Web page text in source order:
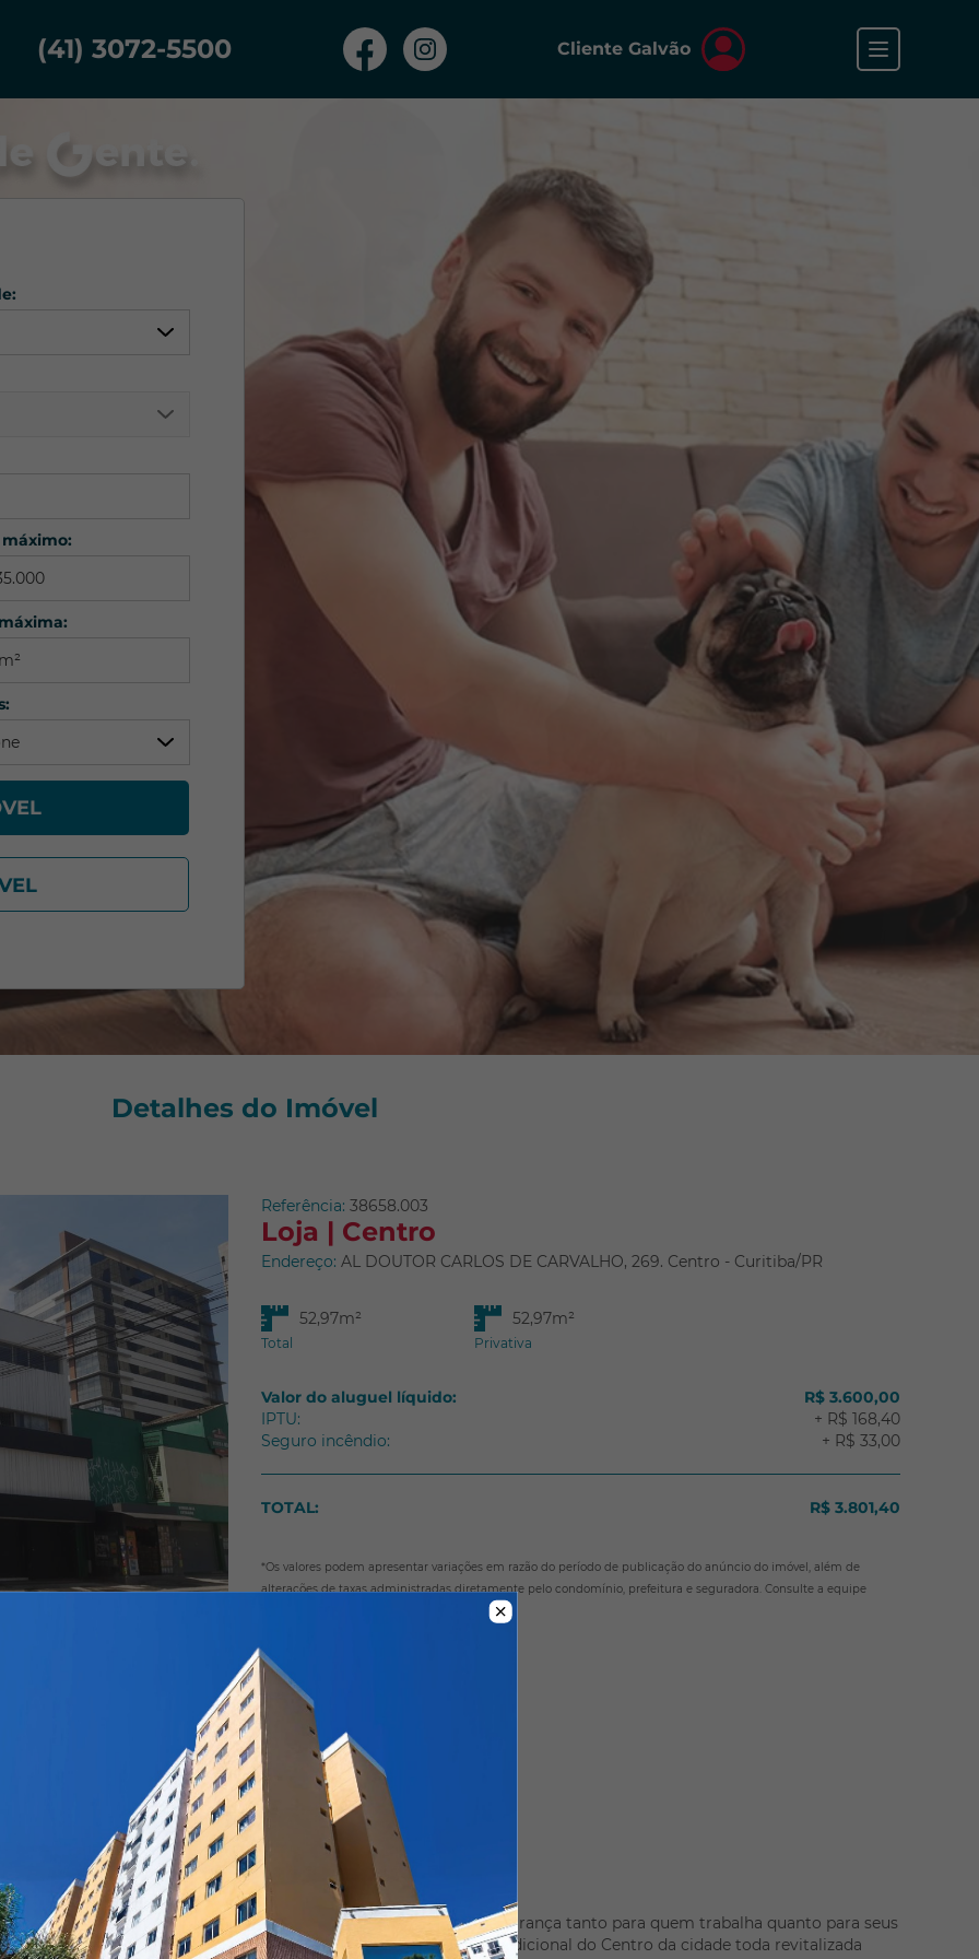
(41) 3072-5500 Cliente Galvão
Trabalhe na Galvão
Blog Galvão
Seleção
Detalhes do Imóvel
Referência: 38658.003
Loja | Centro
Endereço: AL DOUTOR CARLOS DE CARVALHO, 269. Centro - Curitiba/PR
52,97m²
Total
52,97m²
Privativa
Valor do aluguel líquido:
R$ 3.600,00
IPTU:
+ R$ 168,40
Seguro incêndio:
+ R$ 33,00
TOTAL: R$ 3.801,40
*Os valores podem apresentar variações em razão do período de publicação do anúncio do imóvel, além de
alterações de taxas administradas diretamente pelo condomínio, prefeitura e seguradora. Consulte a equipe
consideração, como estrutura, localização, comodidade e segurança tanto para quem trabalha quanto para seus
localização que oferece tudo isto, central, dentro de Galeria tradicional do Centro da cidade toda revitalizada
Nome:*
E-mail:*
WhatsApp ou Telefone: